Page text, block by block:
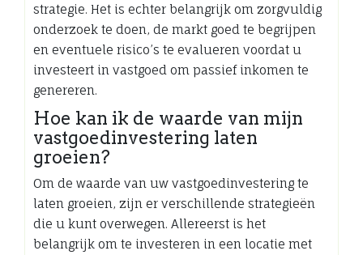
strategie. Het is echter belangrijk om zorgvuldig
onderzoek te doen, de markt goed te begrijpen
en eventuele risico’s te evalueren voordat u
investeert in vastgoed om passief inkomen te
genereren.
Hoe kan ik de waarde van mijn
vastgoedinvestering laten
groeien?
Om de waarde van uw vastgoedinvestering te
laten groeien, zijn er verschillende strategieën
die u kunt overwegen. Allereerst is het
belangrijk om te investeren in een locatie met